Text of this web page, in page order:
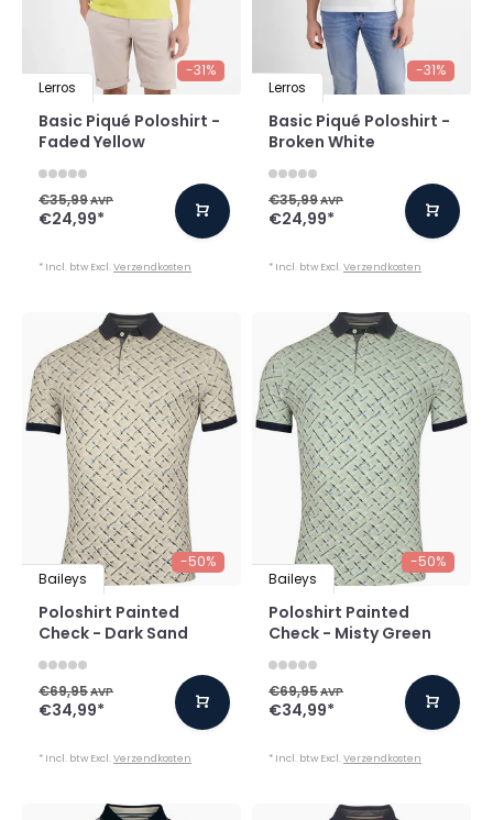
-31%
Lerros
Basic Piqué Poloshirt -
Faded Yellow
€35,99AVP
€24,99*
* Incl. btw Excl.Verzendkosten
-31%
Lerros
Basic Piqué Poloshirt -
Broken White
€35,99AVP
€24,99*
* Incl. btw Excl.Verzendkosten
-50%
Baileys
Poloshirt Painted
Check - Dark Sand
€69,95AVP
€34,99*
* Incl. btw Excl. Verzendkosten
-50%
Baileys
Poloshirt Painted
Check - Misty Green
€69,95AVP
€34,99*
* Incl. btw Excl. Verzendkosten